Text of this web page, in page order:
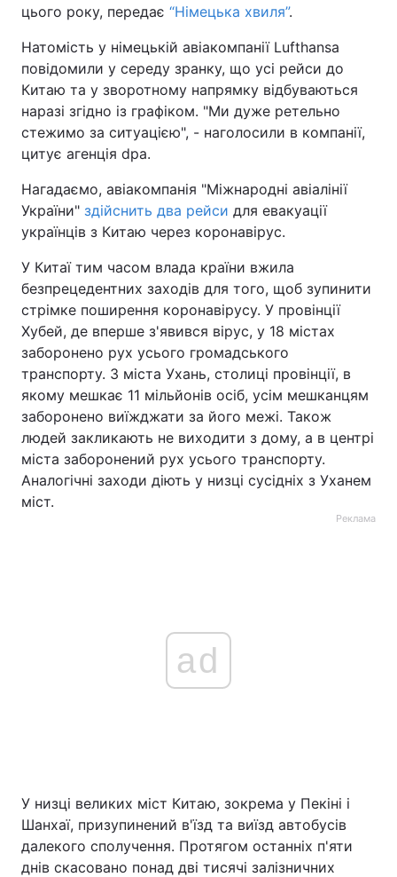
цього року, передає “Німецька хвиля”.
Натомість у німецькій авіакомпанії Lufthansa
повідомили у середу зранку, що усі рейси до
Китаю та у зворотному напрямку відбуваються
наразі згідно із графіком. "Ми дуже ретельно
стежимо за ситуацією", - наголосили в компанії,
цитує агенція dpa.
Нагадаємо, авіакомпанія "Міжнародні авіалінії
України" здійснить два рейси для евакуації
українців з Китаю через коронавірус.
У Китаї тим часом влада країни вжила
безпрецедентних заходів для того, щоб зупинити
стрімке поширення коронавірусу. У провінції
Хубей, де вперше з'явився вірус, у 18 містах
заборонено рух усього громадського
транспорту. З міста Ухань, столиці провінції, в
якому мешкає 11 мільйонів осіб, усім мешканцям
заборонено виїжджати за його межі. Також
людей закликають не виходити з дому, а в центрі
міста заборонений рух усього транспорту.
Аналогічні заходи діють у низці сусідніх з Уханем
міст.
Реклама
ad
У низці великих міст Китаю, зокрема у Пекіні і
Шанхаї, призупинений в'їзд та виїзд автобусів
далекого сполучення. Протягом останніх п'яти
днів скасовано понад дві тисячі залізничних